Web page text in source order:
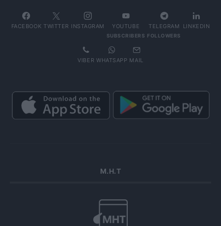
FACEBOOK TWITTER INSTAGRAM YOUTUBE
SUBSCRIBERS
TELEGRAM
FOLLOWERS
LINKEDIN
VIBER WHATSAPP MAIL
Μ.Η.Τ